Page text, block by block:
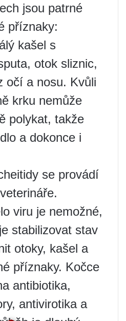
jsou patrné
příznaky:
kašel s
otok sliznic,
očí a nosu. Kvůli
krku nemůže
polykat, takže
a dokonce i
se provádí
viru je nemožné,
stabilizovat stav
otoky, kašel a
příznaky. Kočce
antibiotika,
antivirotika a